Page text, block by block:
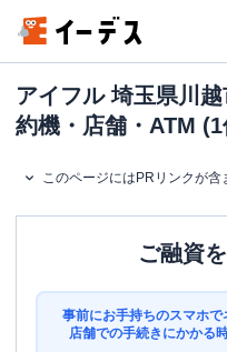
アイフル 埼玉県川
約機・店舗・ATM (1
このページにはPRリンクが含
ご融資を
事前にお手持ちのスマホで
店舗での手続きにかかる